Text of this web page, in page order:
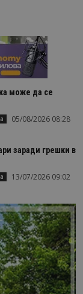
може да се
05/08/2026 08:28
заради грешки в
13/07/2026 09:02